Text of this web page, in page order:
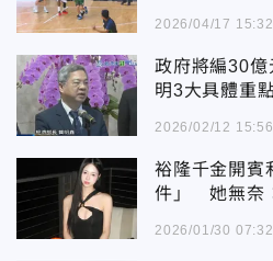
2026/04/17 15:32
政府將編30
明3大具體重
2026/02/12 15:56
裕隆千金開賓
件」 她無奈
2026/01/30 07:32